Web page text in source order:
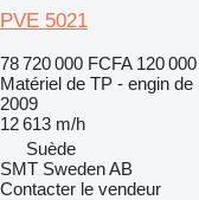
PVE 5021
78 720 000 FCFA 120
Matériel de TP - engin de
2009
12 613 m/h
Suède
SMT Sweden AB
Contacter le vendeur